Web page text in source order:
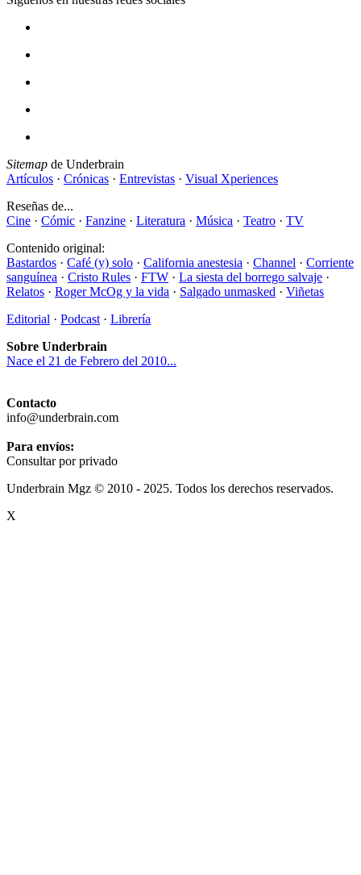
Sitemap de Underbrain
Artículos · Crónicas · Entrevistas · Visual Xperiences
Reseñas de...
Cine · Cómic · Fanzine · Literatura · Música · Teatro · TV
Contenido original:
Bastardos · Café (y) solo · California anestesia · Channel · Corriente
sanguínea · Cristo Rules · FTW · La siesta del borrego salvaje ·
Relatos · Roger McOg y la vida · Salgado unmasked · Viñetas
Editorial · Podcast · Librería
Sobre Underbrain
Nace el 21 de Febrero del 2010...
Contacto
info@underbrain.com
Para envíos:
Consultar por privado
Underbrain Mgz © 2010 - 2025. Todos los derechos reservados.
X